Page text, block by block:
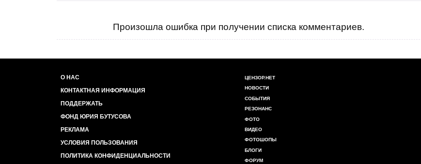
Произошла ошибка при получении списка комментариев.
О НАС
КОНТАКТНАЯ ИНФОРМАЦИЯ
ПОДДЕРЖАТЬ
ФОНД ЮРИЯ БУТУСОВА
РЕКЛАМА
УСЛОВИЯ ПОЛЬЗОВАНИЯ
ПОЛИТИКА КОНФИДЕНЦИАЛЬНОСТИ
ЦЕНЗОР.НЕТ
НОВОСТИ
СОБЫТИЯ
РЕЗОНАНС
ФОТО
ВИДЕО
ФОТОШОПЫ
БЛОГИ
ФОРУМ